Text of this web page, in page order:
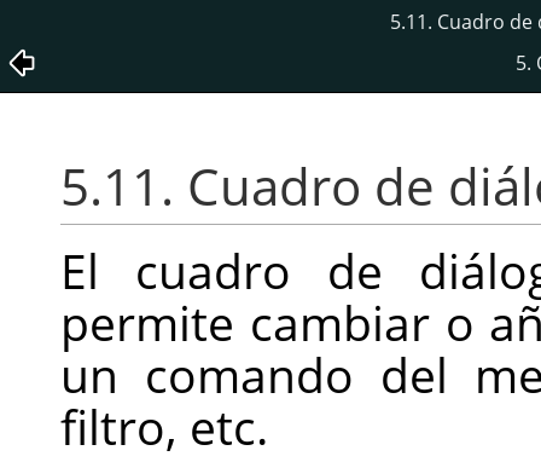
5.11. Cuadro
5.
5.11. Cuadro de
El cuadro de
permite cambiar o
un comando del
filtro, etc.